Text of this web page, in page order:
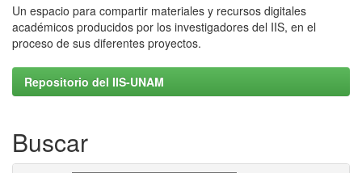
Un espacio para compartir materiales y recursos digitales
académicos producidos por los investigadores del IIS, en el
proceso de sus diferentes proyectos.
Repositorio del IIS-UNAM
Buscar